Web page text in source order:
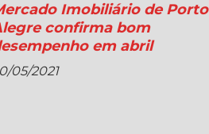
Imobiliário de Porto
confirma bom
em abril
05/2021